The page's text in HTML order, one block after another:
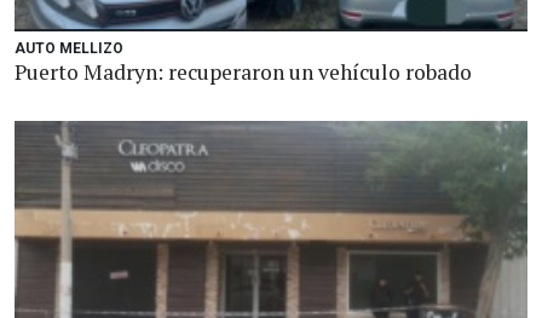
AUTO MELLIZO
Puerto Madryn: recuperaron un vehículo robado